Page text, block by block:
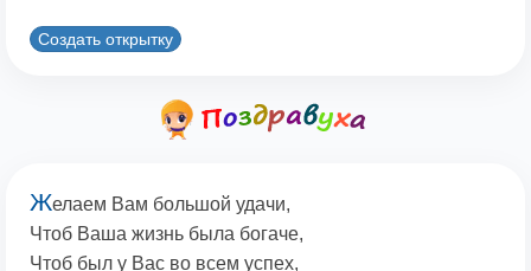
Создать открытку
Желаем Вам большой удачи,
Чтоб Ваша жизнь была богаче,
Чтоб был у Вас во всем успех,